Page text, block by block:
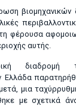
φέρουσα
αυτής.
διαδρομή
Ελλάδα
μια
με σχετικά